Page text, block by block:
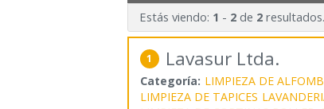
Estás viendo: 1 - 2de 2resultados.
1 Lavasur Ltda.
Categoría: LIMPIEZA DE
LIMPIEZA DE TAPICES